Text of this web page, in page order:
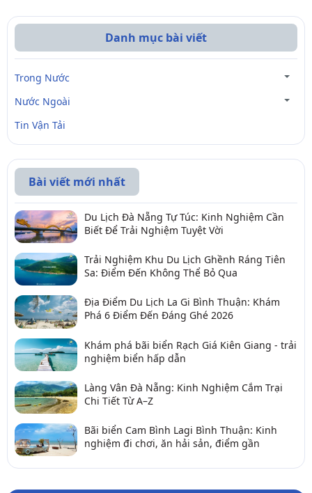
Danh mục bài viết
Trong Nước
Nước Ngoài
Tin Vận Tải
Bài viết mới nhất
Du Lịch Đà Nẵng Tự Túc: Kinh Nghiệm Cần
Biết Để Trải Nghiệm Tuyệt Vời
Trải Nghiệm Khu Du Lịch Ghềnh Ráng Tiên
Sa: Điểm Đến Không Thể Bỏ Qua
Địa Điểm Du Lịch La Gi Bình Thuận: Khám
Phá 6 Điểm Đến Đáng Ghé 2026
Khám phá bãi biển Rạch Giá Kiên Giang - trải
nghiệm biển hấp dẫn
Làng Vân Đà Nẵng: Kinh Nghiệm Cắm Trại
Chi Tiết Từ A–Z
Bãi biển Cam Bình Lagi Bình Thuận: Kinh
nghiệm đi chơi, ăn hải sản, điểm gần